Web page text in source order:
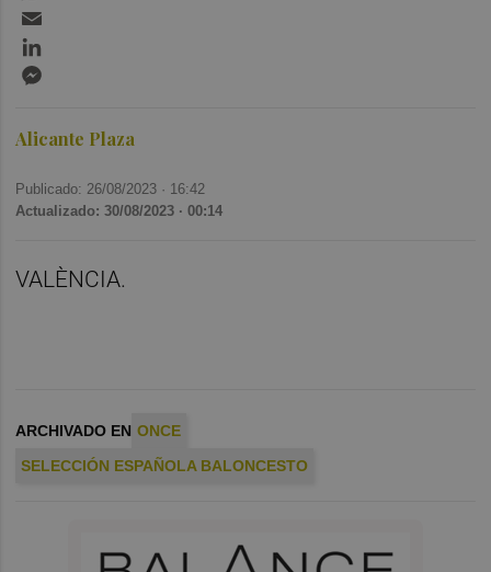
Alicante Plaza
Publicado: 26/08/2023 · 16:42
Actualizado: 30/08/2023 · 00:14
VALÈNCIA.
ARCHIVADO EN ONCE
SELECCIÓN ESPAÑOLA BALONCESTO